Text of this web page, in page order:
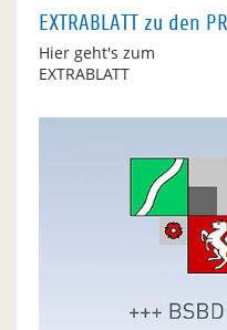
EXTRABLATT zu den
Hier geht's zum
EXTRABLATT